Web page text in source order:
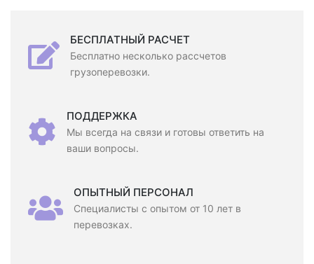
БЕСПЛАТНЫЙ РАСЧЕТ
Бесплатно несколько рассчетов
грузоперевозки.
ПОДДЕРЖКА
Мы всегда на связи и готовы ответить на
ваши вопросы.
ОПЫТНЫЙ ПЕРСОНАЛ
Специалисты с опытом от 10 лет в
перевозках.